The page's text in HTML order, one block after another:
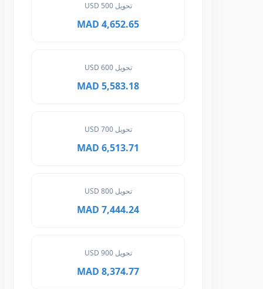
تحويل 500 USD
4,652.65 MAD
تحويل 600 USD
5,583.18 MAD
تحويل 700 USD
6,513.71 MAD
تحويل 800 USD
7,444.24 MAD
تحويل 900 USD
8,374.77 MAD